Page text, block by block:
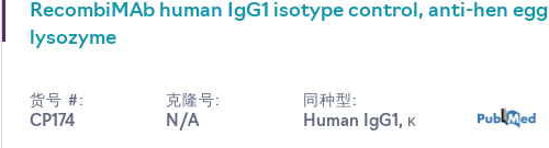
RecombiMAb human IgG1 isotype control, anti-hen egg
lysozyme
货号 #:
CP174
克隆号:
N/A
同种型:
Human IgG1, κ